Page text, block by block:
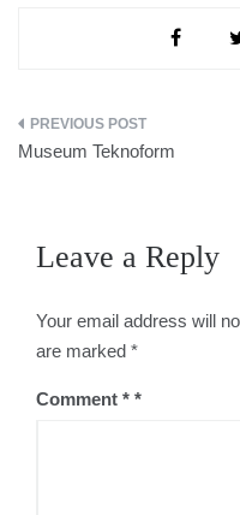
Post
Museum Teknoform
Leave a Reply
Your email address will
are marked *
Comment *